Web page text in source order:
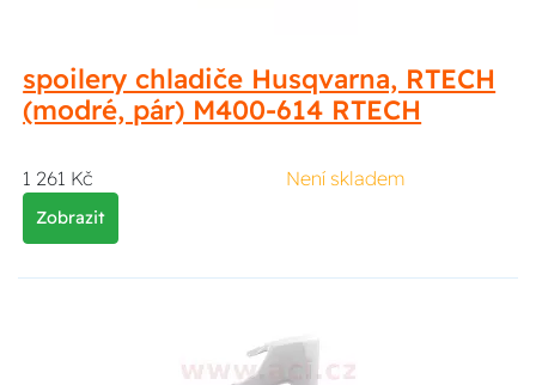
spoilery chladiče Husqvarna, RTECH
(modré, pár) M400-614 RTECH
1 261 Kč Není skladem
Zobrazit